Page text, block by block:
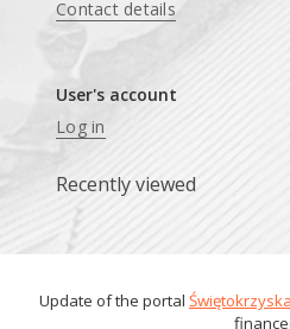
Contact details
User's account
Log in
Recently viewed
Update of the portal